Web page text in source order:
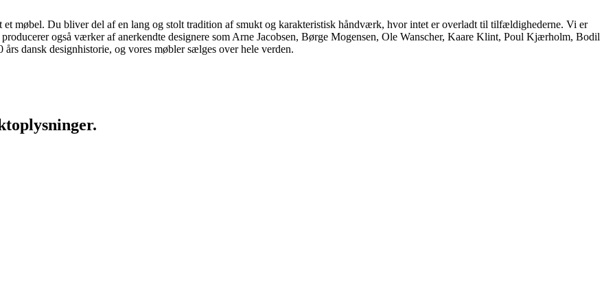
møbel. Du bliver del af en lang og stolt tradition af smukt og karakteristisk håndværk, hvor intet er overladt til tilfældighederne. Vi er
også værker af anerkendte designere som Arne Jacobsen, Børge Mogensen, Ole Wanscher, Kaare Klint, Poul Kjærholm, Bodil
dansk designhistorie, og vores møbler sælges over hele verden.